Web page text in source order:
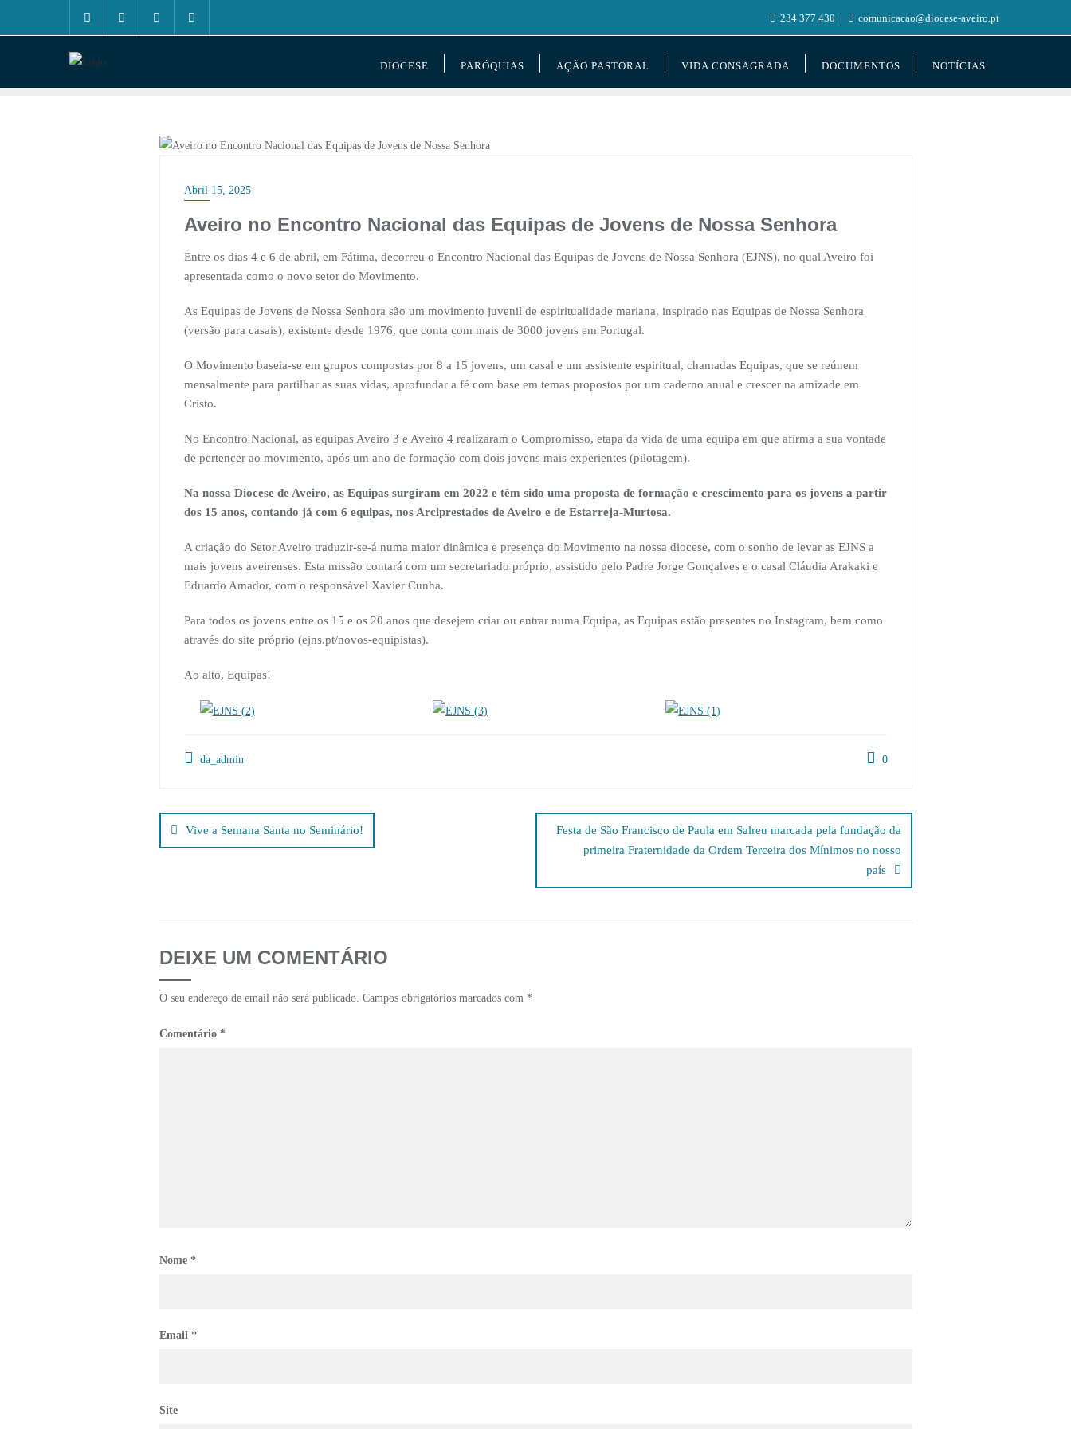
234 377 430 comunicacao@diocese-aveiro.pt
DIOCESE PARÓQUIAS AÇÃO PASTORAL VIDA CONSAGRADA DOCUMENTOS NOTÍCIAS
Abril 15, 2025
Aveiro no Encontro Nacional das Equipas de Jovens de Nossa Senhora
Entre os dias 4 e 6 de abril, em Fátima, decorreu o Encontro Nacional das Equipas de Jovens de Nossa Senhora (EJNS), no qual Aveiro foi
apresentada como o novo setor do Movimento.
As Equipas de Jovens de Nossa Senhora são um movimento juvenil de espiritualidade mariana, inspirado nas Equipas de Nossa Senhora
(versão para casais), existente desde 1976, que conta com mais de 3000 jovens em Portugal.
O Movimento baseia-se em grupos compostas por 8 a 15 jovens, um casal e um assistente espiritual, chamadas Equipas, que se reúnem
mensalmente para partilhar as suas vidas, aprofundar a fé com base em temas propostos por um caderno anual e crescer na amizade em
Cristo.
No Encontro Nacional, as equipas Aveiro 3 e Aveiro 4 realizaram o Compromisso, etapa da vida de uma equipa em que afirma a sua vontade
de pertencer ao movimento, após um ano de formação com dois jovens mais experientes (pilotagem).
Na nossa Diocese de Aveiro, as Equipas surgiram em 2022 e têm sido uma proposta de formação e crescimento para os jovens a partir
dos 15 anos, contando já com 6 equipas, nos Arciprestados de Aveiro e de Estarreja-Murtosa.
A criação do Setor Aveiro traduzir-se-á numa maior dinâmica e presença do Movimento na nossa diocese, com o sonho de levar as EJNS a
mais jovens aveirenses. Esta missão contará com um secretariado próprio, assistido pelo Padre Jorge Gonçalves e o casal Cláudia Arakaki e
Eduardo Amador, com o responsável Xavier Cunha.
Para todos os jovens entre os 15 e os 20 anos que desejem criar ou entrar numa Equipa, as Equipas estão presentes no Instagram, bem como
através do site próprio (ejns.pt/novos-equipistas).
Ao alto, Equipas!
da_admin 0
deVive a Semana Santa no Seminário!
Festa de São Francisco de Paula em Salreu marcada pela fundação da
primeira Fraternidade da Ordem Terceira dos Mínimos no nosso
país
DEIXE UM COMENTÁRIO
O seu endereço de email não será publicado. Campos obrigatórios marcados com *
Comentário *
Nome *
Email *
Site